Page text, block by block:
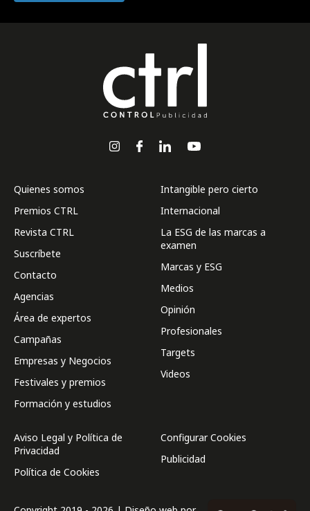
Quienes somos
Premios CTRL
Revista CTRL
Suscríbete
Contacto
Agencias
Área de expertos
Campañas
Empresas y Negocios
Festivales y premios
Formación y estudios
Intangible pero cierto
Internacional
La ESG de las marcas a
examen
Marcas y ESG
Medios
Opinión
Profesionales
Targets
Videos
Aviso Legal y Política de
Privacidad
Política de Cookies
Configurar Cookies
Publicidad